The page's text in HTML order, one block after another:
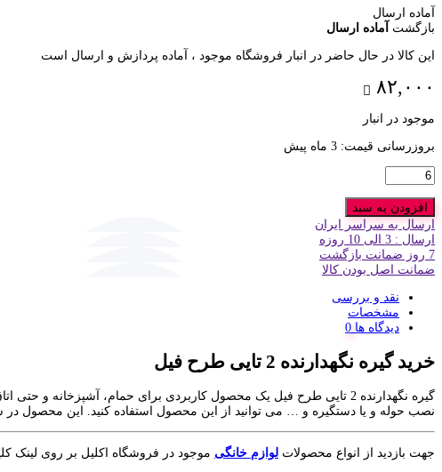
آماده ارسال
بازگشت
آماده ارسال
این کالا در حال حاضر در انبار فروشگاه موجود ، آماده پردازش و ارسال است
۸۲,۰۰۰
موجود در انبار
بروزرسانی قیمت: 3 ماه پیش
تعداد
افزودن به سبد
ارسال به سراسر ایران
ارسال : 3 الی 10 روزه
7 روز ضمانت بازگشت
ضمانت اصل بودن کالا
نقد و بررسی
مشخصات
دیدگاه ها
خرید گیره نگهدارنده 2 تایی طرح فیل
گیره نگهدارنده 2 تایی طرح فیل یک محصول کاربردی برای حمام،
نصب حوله و یا دستگیره و … می توانید از این محصول استفاده کنید. این محصول
جهت بازدید از انواع محصولات لوازم خانگی موجود در فروشگاه اکلیل بر روی لینک